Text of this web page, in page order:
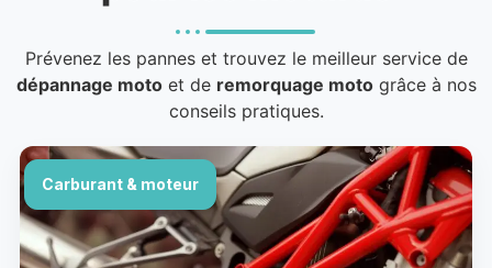
Prévenez les pannes et trouvez le meilleur service de
dépannage motoet de remorquage motogrâce à nos
conseils pratiques.
Carburant & moteur